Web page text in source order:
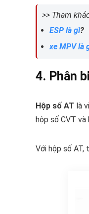
>> Tham
ESP là gì?
xe MPV là
4. Phân
Hộp số AT là
hộp số CVT
Với hộp số